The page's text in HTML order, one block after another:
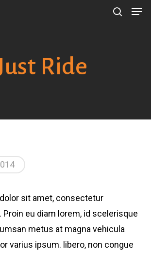
Ride
sit amet, consectetur
Proin eu diam lorem, id scelerisque
metus at magna vehicula
varius ipsum. libero, non congue
Menu